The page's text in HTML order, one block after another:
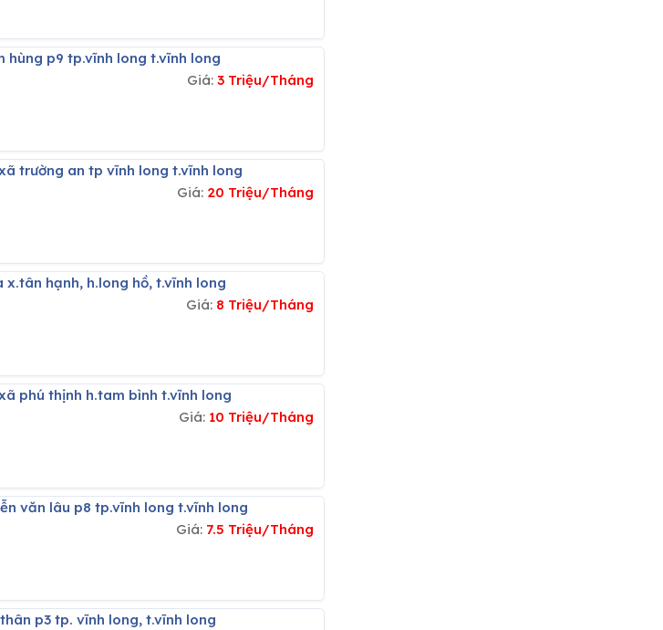
hùng p9 tp.vĩnh long t.vĩnh long
Giá:3 Triệu/Tháng
trường an tp vĩnh long t.vĩnh long
Giá: 20 Triệu/Tháng
x.tân hạnh, h.long hồ, t.vĩnh long
Giá: 8 Triệu/Tháng
phú thịnh h.tam bình t.vĩnh long
Giá: 10 Triệu/Tháng
văn lâu p8 tp.vĩnh long t.vĩnh long
Giá: 7.5 Triệu/Tháng
p3 tp. vĩnh long, t.vĩnh long